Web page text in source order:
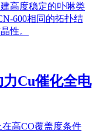
高度稳定的卟啉类
600相同的拓扑结
性。
力Cu催化全电
高CO覆盖度条件